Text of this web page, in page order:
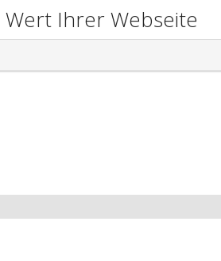
Ihrer Webseite